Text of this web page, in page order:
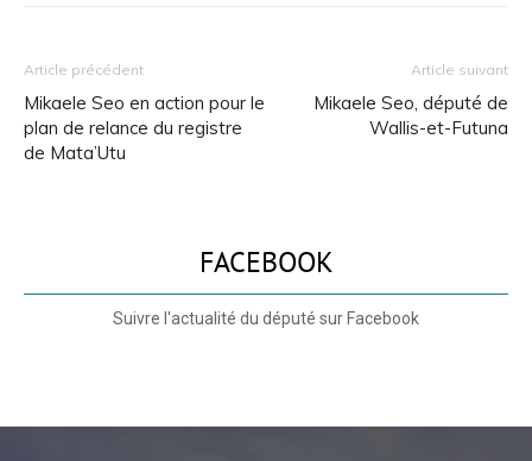
Article précédent
Mikaele Seo en action pour le
plan de relance du registre
de Mata’Utu
Article suivant
Mikaele Seo, député de
Wallis-et-Futuna
FACEBOOK
Suivre l'actualité du député sur Facebook